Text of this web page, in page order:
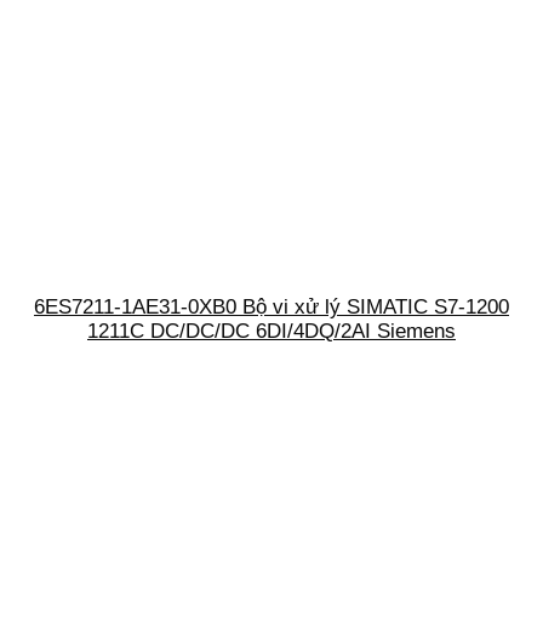
6ES7211-1AE31-0XB0 Bộ vi xử lý SIMATIC S7-1200
1211C DC/DC/DC 6DI/4DQ/2AI Siemens